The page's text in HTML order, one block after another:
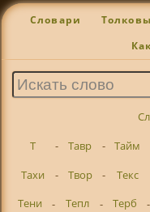
Словари
Т
- Тавр - Тайм
Тахи
- Твор - Текс
Тени
- Тепл - Терб -